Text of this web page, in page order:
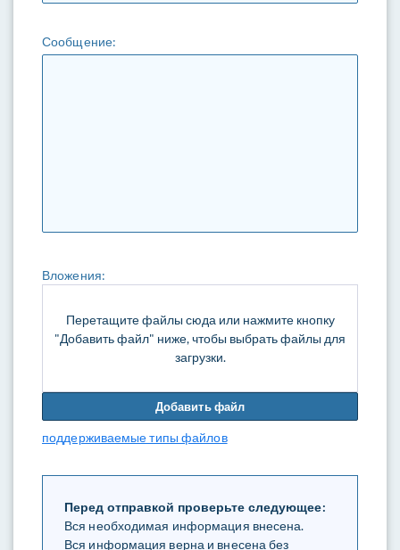
Сообщение:
Вложения:
Перетащите файлы сюда или нажмите кнопку
"Добавить файл" ниже, чтобы выбрать файлы для
загрузки.
Добавить файл
поддерживаемые типы файлов
Перед отправкой проверьте следующее:
Вся необходимая информация внесена.
Вся информация верна и внесена без